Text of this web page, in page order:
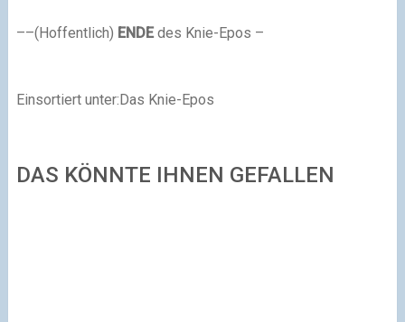
––(Hoffentlich) ENDEdes Knie-Epos –
Einsortiert unter:Das Knie-Epos
DAS KÖNNTE IHNEN GEFALLEN